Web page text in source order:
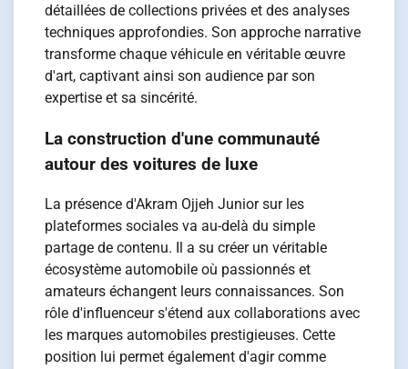
détaillées de collections privées et des analyses
techniques approfondies. Son approche narrative
transforme chaque véhicule en véritable œuvre
d'art, captivant ainsi son audience par son
expertise et sa sincérité.
La construction d'une communauté
autour des voitures de luxe
La présence d'Akram Ojjeh Junior sur les
plateformes sociales va au-delà du simple
partage de contenu. Il a su créer un véritable
écosystème automobile où passionnés et
amateurs échangent leurs connaissances. Son
rôle d'influenceur s'étend aux collaborations avec
les marques automobiles prestigieuses. Cette
position lui permet également d'agir comme